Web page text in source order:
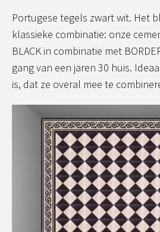
Portugese tegels zwart wit. Het
klassieke combinatie: onze
BLACK in combinatie met
gang van een jaren 30 huis.
is, dat ze overal mee te